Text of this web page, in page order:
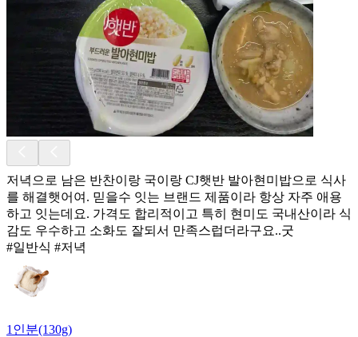
저녁으로 남은 반찬이랑 국이랑 CJ햇반 발아현미밥으로 식사
를 해결햇어여. 믿을수 잇는 브랜드 제품이라 항상 자주 애용
하고 잇는데요. 가격도 합리적이고 특히 현미도 국내산이라 식
감도 우수하고 소화도 잘되서 만족스럽더라구요..굿
#일반식 #저녁
1인분(130g)